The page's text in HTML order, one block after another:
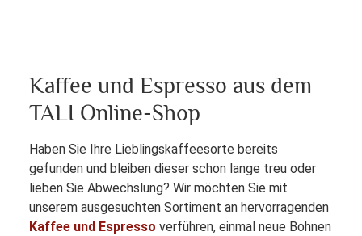
Kaffee und Espresso aus dem
TALI Online-Shop
Haben Sie Ihre Lieblingskaffeesorte bereits
gefunden und bleiben dieser schon lange treu oder
lieben Sie Abwechslung? Wir möchten Sie mit
unserem ausgesuchten Sortiment an hervorragenden
Kaffee und Espresso verführen, einmal neue Bohnen